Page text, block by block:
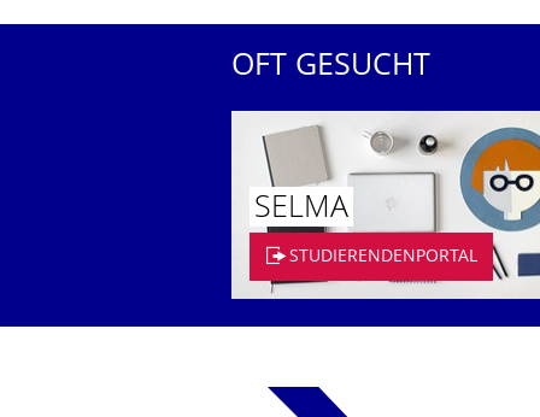
OFT GESUCHT
SELMA
STUDIERENDENPORTAL